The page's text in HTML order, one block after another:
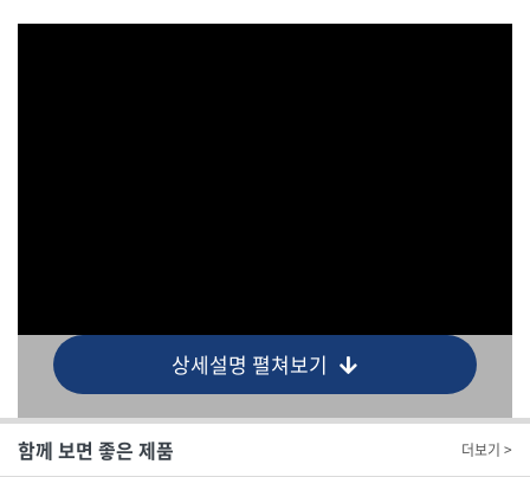
상세설명 펼쳐보기
함께 보면 좋은 제품 더보기 >